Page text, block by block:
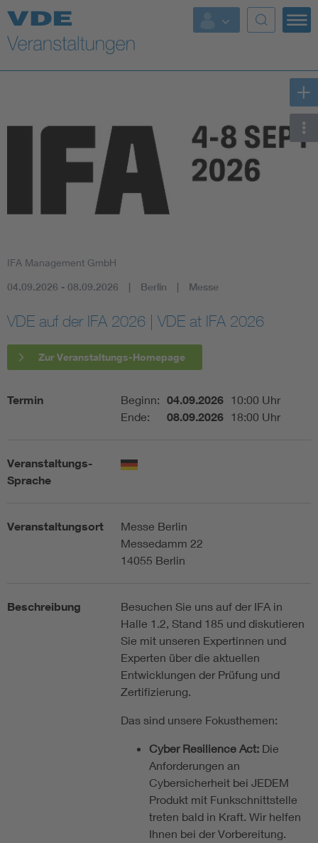
Top Themen
Fokusthemen
AI & Digital Trust
Assisted Living
Energy storage
IFA Management GmbH
04.09.2026 - 08.09.2026 Berlin Messe
VDE auf der IFA 2026 | VDE at IFA 2026
Zur Veranstaltungs-Homepage
Termin Beginn: 04.09.2026 10:00 Uhr
Ende:
08.09.2026 18:00 Uhr
Veranstaltungs-
Sprache
Veranstaltungsort
Messe Berlin
Messedamm 22
14055 Berlin
Beschreibung
Besuchen Sie uns auf der IFA in
Halle 1.2, Stand 185 und diskutieren
Sie mit unseren Expertinnen und
Experten über die aktuellen
Entwicklungen der Prüfung und
Zertifizierung.
Das sind unsere Fokusthemen:
Cyber Resilience Act: Die
Anforderungen an
Cybersicherheit bei JEDEM
Produkt mit Funkschnittstelle
treten bald in Kraft. Wir helfen
Ihnen bei der Vorbereitung.